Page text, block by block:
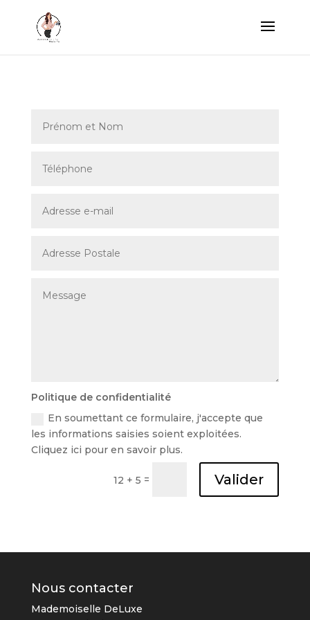
Politique de confidentialité
En soumettant ce formulaire, j'accepte que
les informations saisies soient exploitées.
Cliquez ici pour en savoir plus.
12 + 5 = Valider
Nous contacter
Mademoiselle DeLuxe